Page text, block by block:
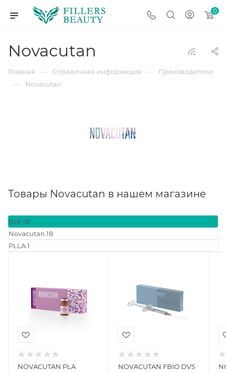
0
Novacutan
Главная — Справочная информация — Производители
— Novacutan
Товары Novacutan в нашем магазине
Все 18
Novacutan 18
PLLA1
NOVACUTAN PLA
NOVACUTAN FBIO DVS